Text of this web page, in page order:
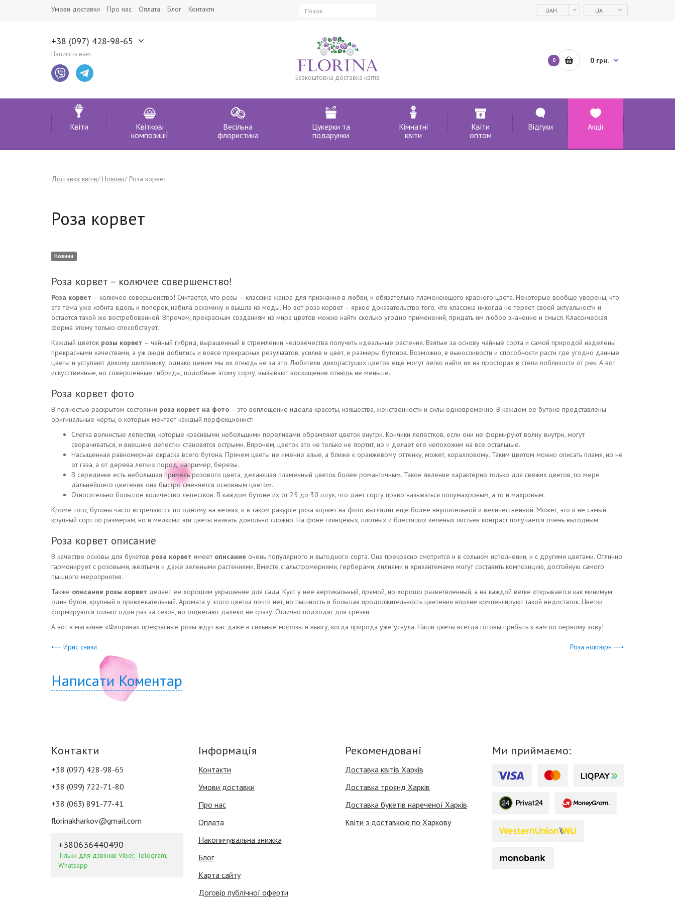
Умови доставки Про нас Оплата Блог Контакти UAH UA
+38 (097) 428-98-65
Напишіть нам:
Безкоштовна доставка квітів
0 0 грн.
Квіти
Квіткові
композиції
Весільна
флористика
Цукерки та
подарунки
Кімнатні
квіти
Квіти
оптом
Відгуки Акції
Доставка квітів Новини Роза корвет
Роза корвет
Новини
Роза корвет – колючее совершенство!
Роза корвет – колючее совершенство! Считается, что розы – классика жанра для признания в любви, и обязательно пламенеющего красного цвета. Некоторые вообще уверены, что
эта тема уже избита вдоль и поперек, набила оскомину и вышла из моды. Но вот роза корвет – яркое доказательство того, что классика никогда не теряет своей актуальности и
остается такой же востребованной. Впрочем, прекрасным созданиям из мира цветов можно найти сколько угодно применений, придать им любое значение и смысл. Классическая
форма этому только способствует.
Каждый цветок розы корвет – чайный гибрид, выращенный в стремлении человечества получить идеальные растения. Взятые за основу чайные сорта и самой природой наделены
прекрасными качествами, а уж люди добились и вовсе прекрасных результатов, усилив и цвет, и размеры бутонов. Возможно, в выносливости и способности расти где угодно данные
цветы и уступают дикому шиповнику, однако ценим мы их отнюдь не за это. Любители дикорастущих цветов еще могут легко найти их на просторах в степи поблизости от рек. А вот
искусственные, но совершенные гибриды, подобные этому сорту, вызывают восхищение отнюдь не меньше.
Роза корвет фото
В полностью раскрытом состоянии роза корвет на фото – это воплощение идеала красоты, изящества, женственности и силы одновременно. В каждом ее бутоне представлены
оригинальные черты, о которых мечтает каждый перфекционист:
Слегка волнистые лепестки, которые красивыми небольшими переливами обрамляют цветок внутри. Кончики лепестков, если они не формируют волну внутри, могут
сворачиваться, и внешние лепестки становятся острыми. Впрочем, цветок это не только не портит, но и делает его непохожим на все остальные.
Насыщенная равномерная окраска всего бутона. Причем цветы не именно алые, а ближе к оранжевому оттенку, может, коралловому. Таким цветом можно описать пламя, но не
от газа, а от дерева легких пород, например, березы.
В серединке есть небольшая примесь розового цвета, делающая пламенный цветок более романтичным. Такое явление характерно только для свежих цветов, по мере
дальнейшего цветения она быстро сменяется основным цветом.
Относительно большое количество лепестков. В каждом бутоне их от 25 до 30 штук, что дает сорту право называться полумахровым, а то и махровым.
Кроме того, бутоны часто встречаются по одному на ветвях, и в таком ракурсе роза корвет на фото выглядит еще более внушительной и величественной. Может, это и не самый
крупный сорт по размерам, но и мелкими эти цветы назвать довольно сложно. На фоне глянцевых, плотных и блестящих зеленых листьев контраст получается очень выгодным.
Роза корвет описание
В качестве основы для букетов роза корвет имеет описание очень популярного и выгодного сорта. Она прекрасно смотрится и в сольном исполнении, и с другими цветами. Отлично
гармонирует с розовыми, желтыми и даже зелеными растениями. Вместе с альстромериями, герберами, лилиями и хризантемами могут составить композицию, достойную самого
пышного мероприятия.
Также описание розы корвет делает ее хорошим украшение для сада. Куст у нее вертикальный, прямой, но хорошо разветвленный, а на каждой ветке открывается как минимум
один бутон, крупный и привлекательный. Аромата у этого цветка почти нет, но пышность и большая продолжительность цветения вполне компенсируют такой недостаток. Цветки
формируются только один раз за сезон, но отцветают далеко не сразу. Отлично подходят для срезки.
А вот в магазине «Флорина» прекрасные розы ждут вас даже в сильные морозы и вьюгу, когда природа уже уснула. Наши цветы всегда готовы прибыть к вам по первому зову!
⟵ Ирис снизи Роза ноктюрн ⟶
Написати Коментар
Контакти
+38 (097) 428-98-65
+38 (099) 722-71-80
+38 (063) 891-77-41
florinakharkov@gmail.com
+380636440490
Тільки для дзвінків Viber, Telegram,
Whatsapp
Інформація
Контакти
Умови доставки
Про нас
Оплата
Накопичувальна знижка
Блог
Карта сайту
Договір публічної оферти
Рекомендовані
Доставка квітів Харків
Доставка троянд Харків
Доставка букетів нареченої Харків
Квіти з доставкою по Харкову
Ми приймаємо: